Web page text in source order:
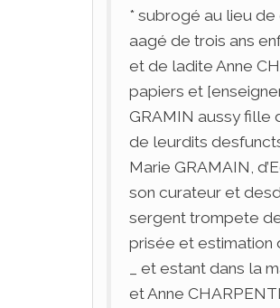
* subrogé au lieu de
aagé de trois ans
et de ladite Anne
papiers et
GRAMIN aussy fille
de leurdits
Marie GRAMAIN,
son curateur et
sergent trompete
prisée et estimation
_ et estant dans la
et Anne